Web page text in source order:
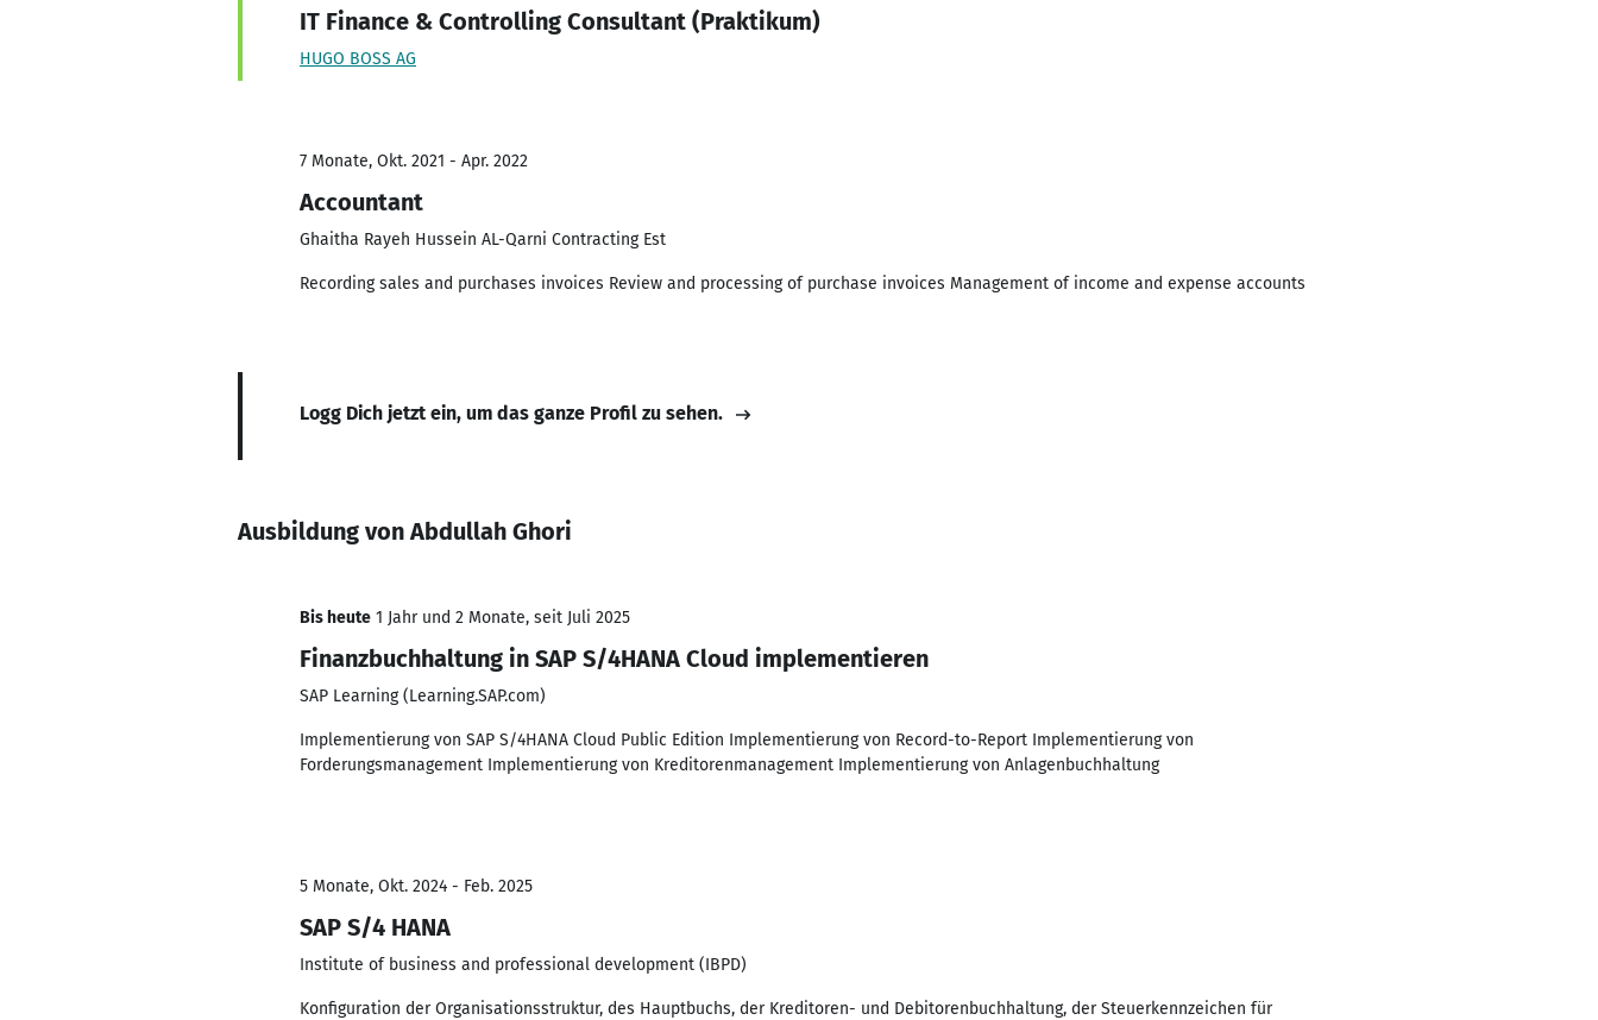
IT Finance & Controlling Consultant (Praktikum)
HUGO BOSS AG
7 Monate, Okt. 2021 - Apr. 2022
Accountant
Ghaitha Rayeh Hussein AL-Qarni Contracting Est
Recording sales and purchases invoices Review and processing of purchase invoices Management of income and expense accounts
Logg Dich jetzt ein, um das ganze Profil zu sehen.
Ausbildung von Abdullah Ghori
Bis heute 1 Jahr und 2 Monate, seit Juli 2025
Finanzbuchhaltung in SAP S/4HANA Cloud implementieren
SAP Learning (Learning.SAP.com)
Implementierung von SAP S/4HANA Cloud Public Edition Implementierung von Record-to-Report Implementierung von
Forderungsmanagement Implementierung von Kreditorenmanagement Implementierung von Anlagenbuchhaltung
5 Monate, Okt. 2024 - Feb. 2025
SAP S/4 HANA
Institute of business and professional development (IBPD)
Konfiguration der Organisationsstruktur, des Hauptbuchs, der Kreditoren- und Debitorenbuchhaltung, der Steuerkennzeichen für